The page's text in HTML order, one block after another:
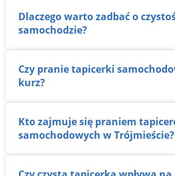
Dlaczego warto zadbać o czystość tapicerki w
samochodzie?
Czy pranie tapicerki samochodowej usuwa
kurz?
Kto zajmuje się praniem tapicerek
samochodowych w Trójmieście?